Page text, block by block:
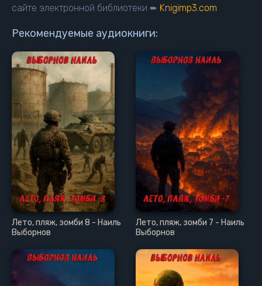
16
19
20
21
22
23
24
сайте электронной библиотеки ➨ Knigimp3.com
Рекомендуемые аудиокниги:
Лето, пляж, зомби 8 - Наиль
Выборнов
Лето, пляж, зомби 7 - Наиль
Выборнов